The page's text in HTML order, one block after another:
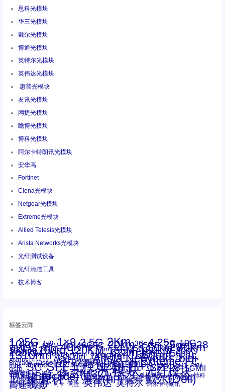
思科光模块
华三光模块
戴尔光模块
博通光模块
英特尔光模块
英伟达光模块
惠普光模块
友讯光模块
网捷光模块
瞻博光模块
博科光模块
阿尔卡特朗讯光模块
安华高
Fortinet
Ciena光模块
Netgear光模块
Extreme光模块
Allied Telesis光模块
Arista Networks光模块
光纤测试设备
光纤清洁工具
技术博客
标签云阵
1.25G 1x9 1×9 2.5G 2Km 3G 4.25g 10G
10km 15KM 16G 16GFC 20km 25GE 25gsfp28
28.05G 30km 40Km 50m 53.125G 60km 80km
100km 100m 120KM 155M 160km 200G
200KM 300m 400m 550m 622m 800G 850nm
1310nm 1330nm 1490nm 1550nm 2500m
ANBR-1414TZ AOC Arista Arista Networks bidi
Brocade Cisco CSFP光模块 DAC Dell Extreme FC
Intel Juniper LC MPO-LC Netgear NVIDIA OM2 OM3 OM4
qsfp SC SFF光模块 SFP+ SFP28 SGMII
st螺纹接口 xfp 万兆 交换机 光模块 光纤模块
千兆光模块 华三 华三(H3C) 华为 单模单芯 单模双芯 博科
博科(Brocade) 博通 友讯 多模 安华高 安华高(Avago)
工业级 思科 惠普 惠普(HP) 戴尔 戴尔(Dell)
百兆 瞻博 网卡 网捷 英伟达 英特尔 阿尔卡特朗讯
高速线缆